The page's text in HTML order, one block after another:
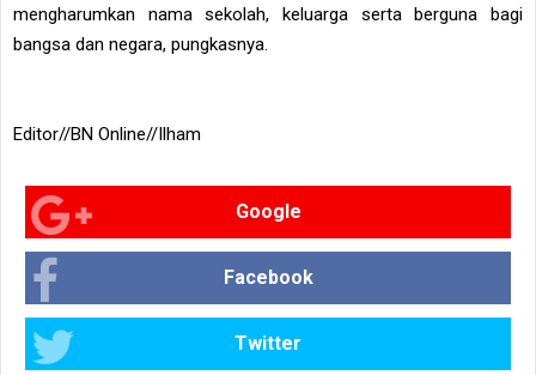
mengharumkan nama sekolah, keluarga serta berguna bagi
bangsa dan negara, pungkasnya.
Editor//BN Online//Ilham
Google
Facebook
Twitter